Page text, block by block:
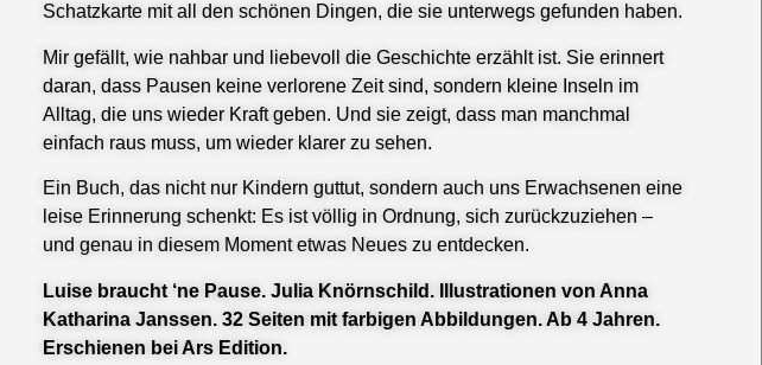
Schatzkarte mit all den schönen Dingen, die sie unterwegs gefunden haben.
Mir gefällt, wie nahbar und liebevoll die Geschichte erzählt ist. Sie erinnert
daran, dass Pausen keine verlorene Zeit sind, sondern kleine Inseln im
Alltag, die uns wieder Kraft geben. Und sie zeigt, dass man manchmal
einfach raus muss, um wieder klarer zu sehen.
Ein Buch, das nicht nur Kindern guttut, sondern auch uns Erwachsenen eine
leise Erinnerung schenkt: Es ist völlig in Ordnung, sich zurückzuziehen –
und genau in diesem Moment etwas Neues zu entdecken.
Luise braucht ‘ne Pause. Julia Knörnschild. Illustrationen von Anna
Katharina Janssen. 32 Seiten mit farbigen Abbildungen. Ab 4 Jahren.
Erschienen bei Ars Edition.